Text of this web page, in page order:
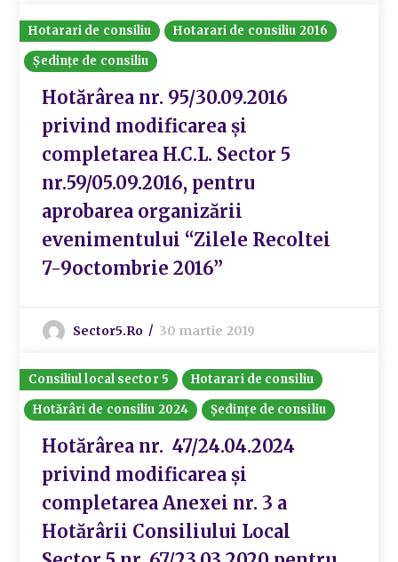
Hotarari de consiliu
Hotarari de consiliu 2016
Ședințe de consiliu
Hotărârea nr. 95/30.09.2016
privind modificarea și
completarea H.C.L. Sector 5
nr.59/05.09.2016, pentru
aprobarea organizării
evenimentului “Zilele Recoltei
7-9octombrie 2016”
Sector5.ro 30 martie 2019
Consiliul local sector 5
Hotarari de consiliu
Hotărâri de consiliu 2024
Ședințe de consiliu
Hotărârea nr. 47/24.04.2024
privind modificarea și
completarea Anexei nr. 3 a
Hotărârii Consiliului Local